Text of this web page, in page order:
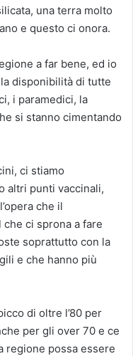
una terra molto
e questo ci onora.
a far bene, ed io
disponibilità di tutte
i paramedici, la
si stanno cimentando
ci stiamo
altri punti vaccinali,
che il
ci sprona a fare
soprattutto con la
e che hanno più
di oltre l’80 per
per gli over 70 e ce
regione possa essere